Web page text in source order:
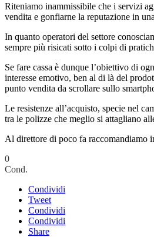
Riteniamo inammissibile che i servizi
vendita e gonfiarne la reputazione in
In quanto operatori del settore
sempre più risicati sotto i colpi di
Se fare cassa è dunque l’obiettivo di
interesse emotivo, ben al di là del
punto vendita da scrollare sullo
Le resistenze all’acquisto, specie nel
tra le polizze che meglio si attagliano
Al direttore di poco fa raccomandiamo
0
Cond.
Condividi
Tweet
Condividi
Condividi
Share